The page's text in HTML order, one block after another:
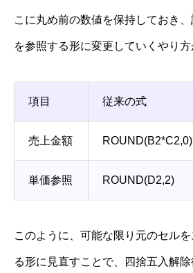
こに丸め前の数値を保持しておき
を参照する形に変更していくやり方
項目 従来の式
売上金額 ROUND(B2*C2,0)
単価参照 ROUND(D2,2)
このように、可能な限り元のセル
る形に見直すことで、四捨五入解